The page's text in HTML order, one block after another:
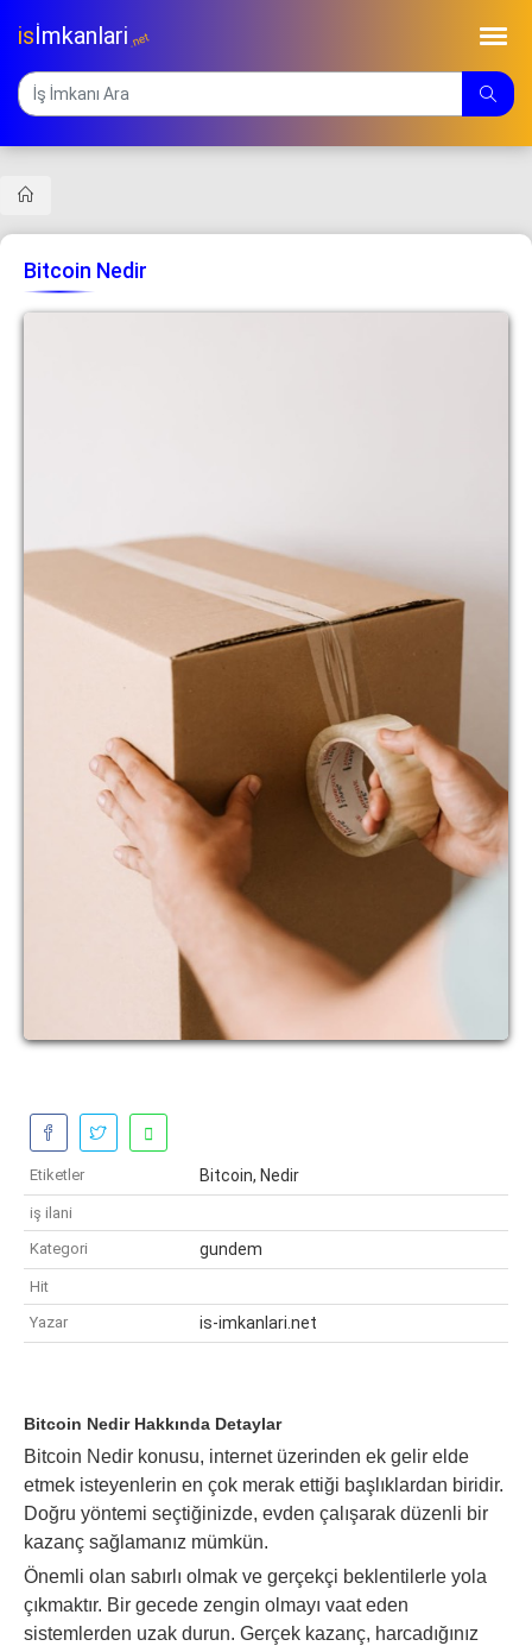
isİmkanlari.net
Bitcoin Nedir
Etiketler Bitcoin, Nedir
iş ilani
Kategori
gundem
Hit
Yazar
is-imkanlari.net
Bitcoin Nedir Hakkında Detaylar
Bitcoin Nedir konusu, internet üzerinden ek gelir elde
etmek isteyenlerin en çok merak ettiği başlıklardan biridir.
Doğru yöntemi seçtiğinizde, evden çalışarak düzenli bir
kazanç sağlamanız mümkün.
Önemli olan sabırlı olmak ve gerçekçi beklentilerle yola
çıkmaktır. Bir gecede zengin olmayı vaat eden
sistemlerden uzak durun. Gerçek kazanç, harcadığınız